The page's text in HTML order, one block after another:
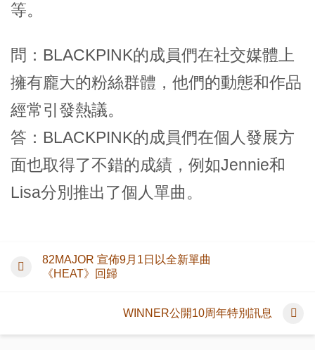
等。
問：BLACKPINK的成員們在社交媒體上
擁有龐大的粉絲群體，他們的動態和作品
經常引發熱議。
答：BLACKPINK的成員們在個人發展方
面也取得了不錯的成績，例如Jennie和
Lisa分別推出了個人單曲。
82MAJOR 宣佈9月1日以全新單曲
《HEAT》回歸
WINNER公開10周年特別訊息